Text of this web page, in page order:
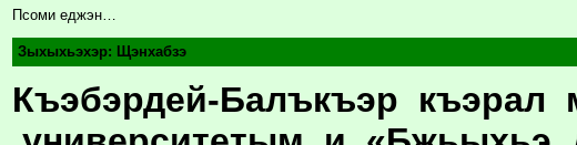
Псоми еджэн…
Зыхыхьэхэр: Щэнхабзэ
Къэбэрдей-Балъкъэр къэрал